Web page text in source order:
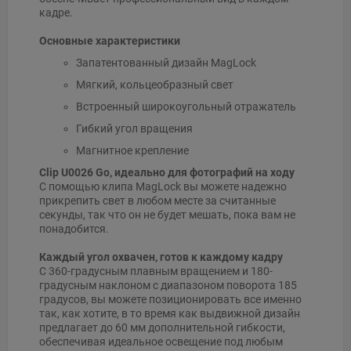
кадре.
Основные характеристики
Запатентованный дизайн MagLock
Мягкий, кольцеобразный свет
Встроенный широкоугольный отражатель
Гибкий угол вращения
Магнитное крепление
Clip U0026 Go, идеально для фотографий на ходу
С помощью клипа MagLock вы можете надежно
прикрепить свет в любом месте за считанные
секунды, так что он не будет мешать, пока вам не
понадобится.
Каждый угол охвачен, готов к каждому кадру
С 360-градусным плавным вращением и 180-
градусным наклоном с диапазоном поворота 185
градусов, вы можете позиционировать все именно
так, как хотите, в то время как выдвижной дизайн
предлагает до 60 мм дополнительной гибкости,
обеспечивая идеальное освещение под любым